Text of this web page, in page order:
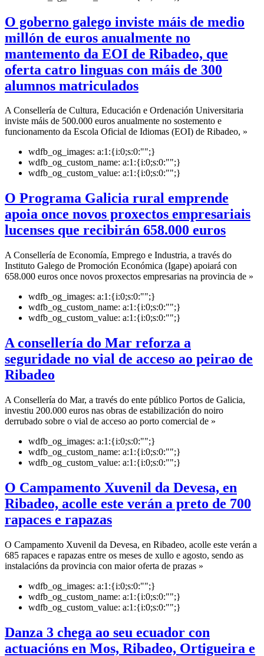
O goberno galego inviste máis de medio
millón de euros anualmente no
mantemento da EOI de Ribadeo, que
oferta catro linguas con máis de 300
alumnos matriculados
A Consellería de Cultura, Educación e Ordenación Universitaria
inviste máis de 500.000 euros anualmente no sostemento e
funcionamento da Escola Oficial de Idiomas (EOI) de Ribadeo, »
wdfb_og_images: a:1:{i:0;s:0:"";}
wdfb_og_custom_name: a:1:{i:0;s:0:"";}
wdfb_og_custom_value: a:1:{i:0;s:0:"";}
O Programa Galicia rural emprende
apoia once novos proxectos empresariais
lucenses que recibirán 658.000 euros
A Consellería de Economía, Emprego e Industria, a través do
Instituto Galego de Promoción Económica (Igape) apoiará con
658.000 euros once novos proxectos empresarias na provincia de »
wdfb_og_images: a:1:{i:0;s:0:"";}
wdfb_og_custom_name: a:1:{i:0;s:0:"";}
wdfb_og_custom_value: a:1:{i:0;s:0:"";}
A consellería do Mar reforza a
seguridade no vial de acceso ao peirao de
Ribadeo
A Consellería do Mar, a través do ente público Portos de Galicia,
investiu 200.000 euros nas obras de estabilización do noiro
derrubado sobre o vial de acceso ao porto comercial de »
wdfb_og_images: a:1:{i:0;s:0:"";}
wdfb_og_custom_name: a:1:{i:0;s:0:"";}
wdfb_og_custom_value: a:1:{i:0;s:0:"";}
O Campamento Xuvenil da Devesa, en
Ribadeo, acolle este verán a preto de 700
rapaces e rapazas
O Campamento Xuvenil da Devesa, en Ribadeo, acolle este verán a
685 rapaces e rapazas entre os meses de xullo e agosto, sendo as
instalacións da provincia con maior oferta de prazas »
wdfb_og_images: a:1:{i:0;s:0:"";}
wdfb_og_custom_name: a:1:{i:0;s:0:"";}
wdfb_og_custom_value: a:1:{i:0;s:0:"";}
Danza 3 chega ao seu ecuador con
actuacións en Mos, Ribadeo, Ortigueira e